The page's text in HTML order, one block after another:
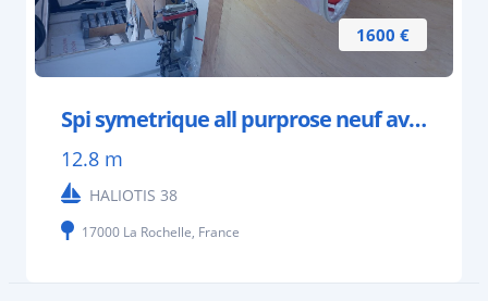
1600 €
Spi symetrique all purprose neuf avec chaussette
12.8 m
HALIOTIS 38
17000 La Rochelle, France